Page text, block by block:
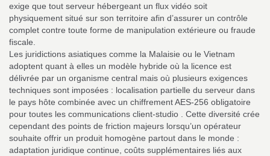
exige que tout serveur hébergeant un flux vidéo soit
physiquement situé sur son territoire afin d’assurer un contrôle
complet contre toute forme de manipulation extérieure ou fraude
fiscale.
Les juridictions asiatiques comme la Malaisie ou le Vietnam
adoptent quant à elles un modèle hybride où la licence est
délivrée par un organisme central mais où plusieurs exigences
techniques sont imposées : localisation partielle du serveur dans
le pays hôte combinée avec un chiffrement AES‑256 obligatoire
pour toutes les communications client‑studio . Cette diversité crée
cependant des points de friction majeurs lorsqu’un opérateur
souhaite offrir un produit homogène partout dans le monde :
adaptation juridique continue, coûts supplémentaires liés aux